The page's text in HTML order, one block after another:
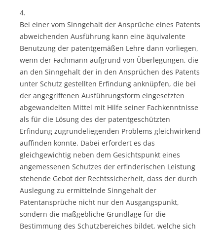
4.
Bei einer vom Sinngehalt der Ansprüche eines Patents
abweichenden Ausführung kann eine äquivalente
Benutzung der patentgemäßen Lehre dann vorliegen,
wenn der Fachmann aufgrund von Überlegungen, die
an den Sinngehalt der in den Ansprüchen des Patents
unter Schutz gestellten Erfindung anknüpfen, die bei
der angegriffenen Ausführungsform eingesetzten
abgewandelten Mittel mit Hilfe seiner Fachkenntnisse
als für die Lösung des der patentgeschützten
Erfindung zugrundeliegenden Problems gleichwirkend
auffinden konnte. Dabei erfordert es das
gleichgewichtig neben dem Gesichtspunkt eines
angemessenen Schutzes der erfinderischen Leistung
stehende Gebot der Rechtssicherheit, dass der durch
Auslegung zu ermittelnde Sinngehalt der
Patentansprüche nicht nur den Ausgangspunkt,
sondern die maßgebliche Grundlage für die
Bestimmung des Schutzbereiches bildet, welche sich